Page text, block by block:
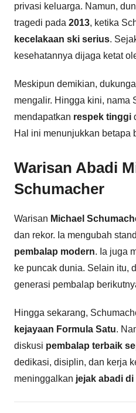
privasi keluarga. Namun,
tragedi pada 2013, ketika
kecelakaan ski serius.
kesehatannya dijaga ketat
Meskipun demikian,
mengalir. Hingga kini, nama
mendapatkan respek tinggi
Hal ini menunjukkan betapa
Warisan Abadi
Schumacher
Warisan Michael
dan rekor. Ia mengubah
pembalap modern. Ia juga
ke puncak dunia. Selain itu,
generasi pembalap
Hingga sekarang,
kejayaan Formula Satu.
diskusi pembalap terbaik
dedikasi, disiplin, dan kerja
meninggalkan jejak abadi